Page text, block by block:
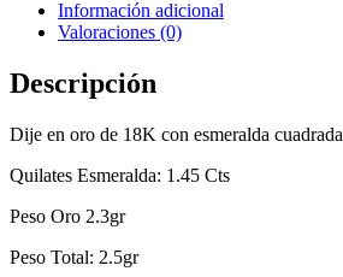
Información adicional
Valoraciones (0)
Descripción
Dije en oro de 18K con esmeralda cuadrada
Quilates Esmeralda: 1.45 Cts
Peso Oro 2.3gr
Peso Total: 2.5gr